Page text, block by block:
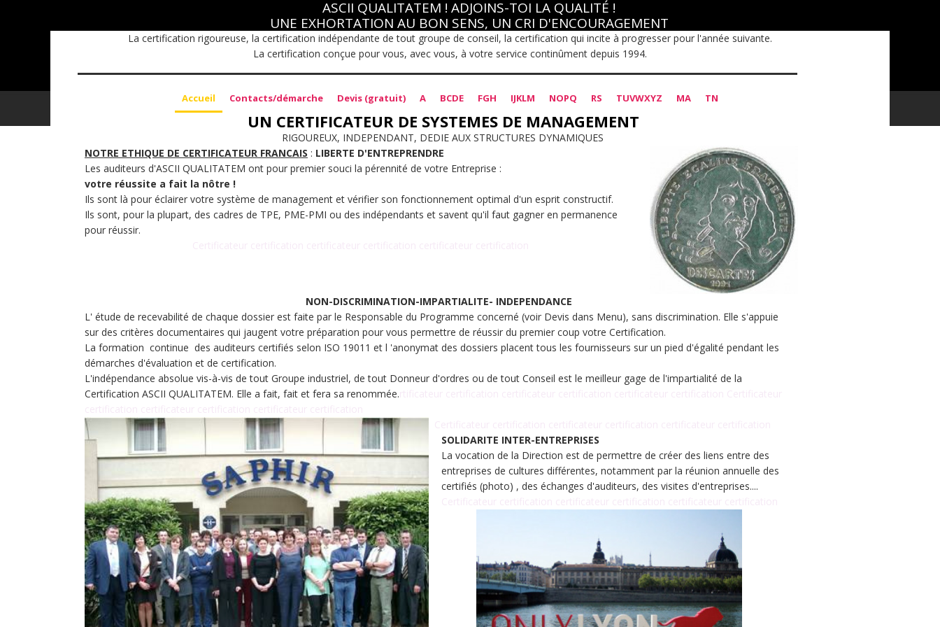
ASCII QUALITATEM ! ADJOINS-TOI LA QUALITÉ !
UNE EXHORTATION AU BON SENS, UN CRI D'ENCOURAGEMENT
La certification rigoureuse, la certification indépendante de tout groupe de conseil, la certification qui incite à progresser pour l'année suivante.
La certification conçue pour vous, avec vous, à votre service continûment depuis 1994.
Accueil Contacts/démarche Devis (gratuit) A BCDE FGH IJKLM NOPQ RS TUVWXYZ MA TN
UN CERTIFICATEUR DE SYSTEMES DE MANAGEMENT
RIGOUREUX, INDEPENDANT, DEDIE AUX STRUCTURES DYNAMIQUES
NOTRE ETHIQUE DE CERTIFICATEUR FRANCAIS : LIBERTE D'ENTREPRENDRE
Les auditeurs d'ASCII QUALITATEM ont pour premier souci la pérennité de votre Entreprise :
votre réussite a fait la nôtre !
Ils sont là pour éclairer votre système de management et vérifier son fonctionnement optimal d'un esprit constructif.
Ils sont, pour la plupart, des cadres de TPE, PME-PMI ou des indépendants et savent qu'il faut gagner en permanence
pour réussir.
NON-DISCRIMINATION-IMPARTIALITE- INDEPENDANCE
L' étude de recevabilité de chaque dossier est faite par le Responsable du Programme concerné (voir Devis dans Menu), sans discrimination. Elle s'appuie
sur des critères documentaires qui jaugent votre préparation pour vous permettre de réussir du premier coup votre Certification.
La formation continue des auditeurs certifiés selon ISO 19011 et l 'anonymat des dossiers placent tous les fournisseurs sur un pied d'égalité pendant les
démarches d'évaluation et de certification.
L'indépendance absolue vis-à-vis de tout Groupe industriel, de tout Donneur d'ordres ou de tout Conseil est le meilleur gage de l'impartialité de la
Certification ASCII QUALITATEM. Elle a fait, fait et fera sa renommée.
SOLIDARITE INTER-ENTREPRISES
La vocation de la Direction est de permettre de créer des liens entre des
entreprises de cultures différentes, notamment par la réunion annuelle des
certifiés (photo) , des échanges d'auditeurs, des visites d'entreprises....